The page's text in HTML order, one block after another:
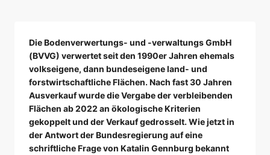
Die Bodenverwertungs- und -verwaltungs GmbH
(BVVG) verwertet seit den 1990er Jahren ehemals
volkseigene, dann bundeseigene land- und
forstwirtschaftliche Flächen. Nach fast 30 Jahren
Ausverkauf wurde die Vergabe der verbleibenden
Flächen ab 2022 an ökologische Kriterien
gekoppelt und der Verkauf gedrosselt. Wie jetzt in
der Antwort der Bundesregierung auf eine
schriftliche Frage von Katalin Gennburg bekannt